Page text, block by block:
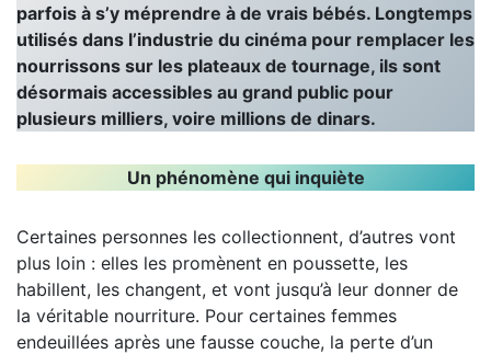
parfois à s’y méprendre à de vrais bébés. Longtemps
utilisés dans l’industrie du cinéma pour remplacer les
nourrissons sur les plateaux de tournage, ils sont
désormais accessibles au grand public pour
plusieurs milliers, voire millions de dinars.
Un phénomène qui inquiète
Certaines personnes les collectionnent, d’autres vont
plus loin : elles les promènent en poussette, les
habillent, les changent, et vont jusqu’à leur donner de
la véritable nourriture. Pour certaines femmes
endeuillées après une fausse couche, la perte d’un